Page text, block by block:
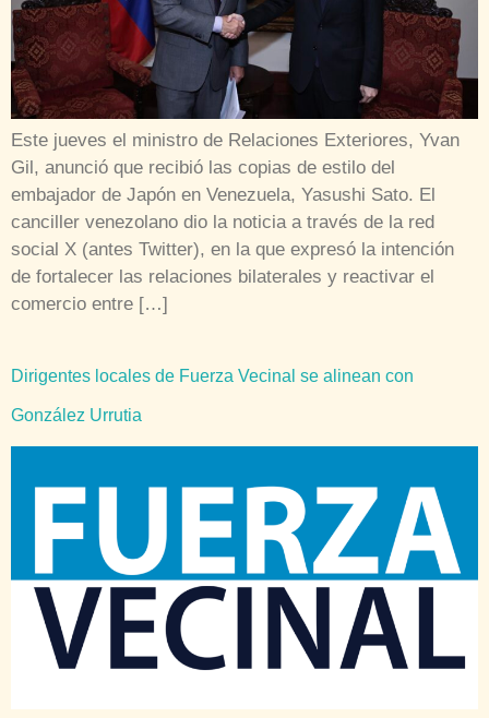
Este jueves el ministro de Relaciones Exteriores, Yvan
Gil, anunció que recibió las copias de estilo del
embajador de Japón en Venezuela, Yasushi Sato. El
canciller venezolano dio la noticia a través de la red
social X (antes Twitter), en la que expresó la intención
de fortalecer las relaciones bilaterales y reactivar el
comercio entre […]
Dirigentes locales de Fuerza Vecinal se alinean con
González Urrutia